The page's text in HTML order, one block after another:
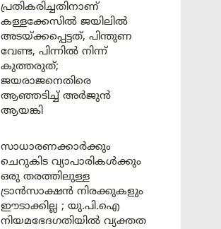
പ്രതികരിച്ചതിനാണ്
കള്ളക്കേസിൽ ജയിലിൽ
അടയ്ക്കപ്പെട്ടത്, പിന്തുണ
വേണ്ട, പിന്നിൽ നിന്ന്
കുത്തരുത്;
ജയരാജനെതിരെ
ആഞ്ഞടിച്ച് അർജുൻ
ആയങ്കി
സാധാരണക്കാർക്കും
ചെറുകിട വ്യാപാരികൾക്കും
ഒരു തരത്തിലുള്ള
ട്രാൻസാക്ഷൻ നിരക്കുകളും
ഈടാക്കില്ല ; യു.പി.ഐ
നിയമഭേദഗതിയിൽ വ്യക്തത